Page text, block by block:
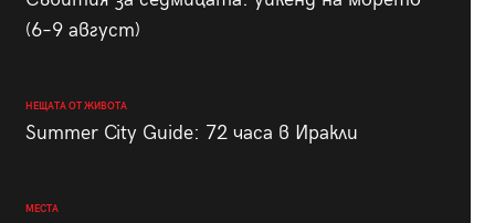
(6–9 август)
НЕЩАТА ОТ ЖИВОТА
Summer City Guide: 72 часа в Иракли
МЕСТА